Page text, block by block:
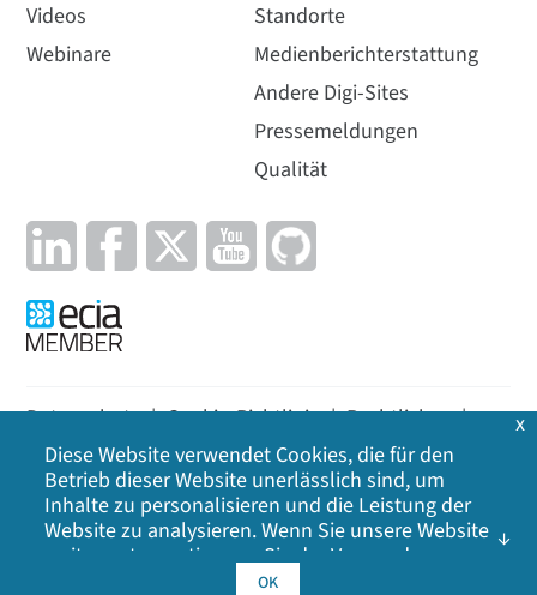
Videos
Webinare
Standorte
Medienberichterstattung
Andere Digi-Sites
Pressemeldungen
Qualität
Datenschutz | Cookie-Richtlinie | Rechtliches |
Lageplan
©2026Digi International Inc. Alle Rechte
vorbehalten.
Diese Website verwendet Cookies, die für den
Betrieb dieser Website unerlässlich sind, um
Inhalte zu personalisieren und die Leistung der
Website zu analysieren. Wenn Sie unsere Website
weiter nutzen, stimmen Sie der Verwendung
unserer Cookies zu. Klicken Sie auf OK, um Ihr
OK
x